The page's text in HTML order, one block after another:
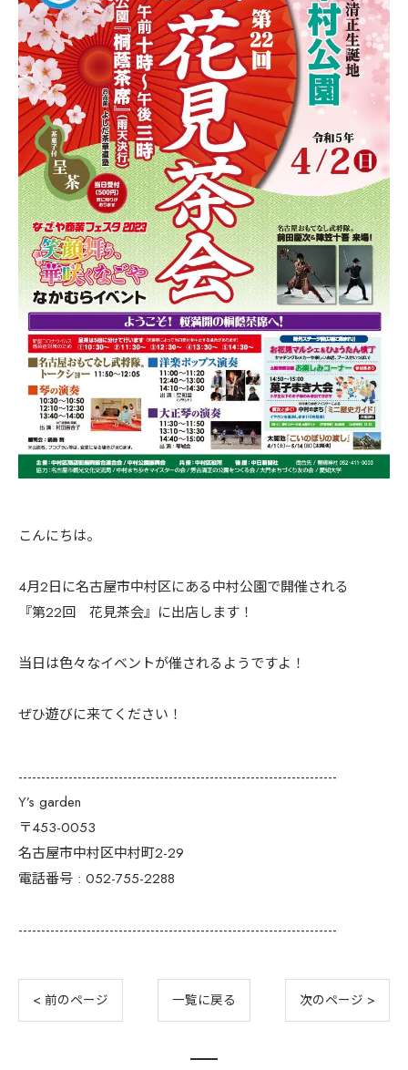
こんにちは。
4月2日に名古屋市中村区にある中村公園で開催される
『第22回 花見茶会』に出店します！
当日は色々なイベントが催されるようですよ！
ぜひ遊びに来てください！
----------------------------------------------------------------------
Y’s garden
〒453-0053
名古屋市中村区中村町2-29
電話番号 : 052-755-2288
----------------------------------------------------------------------
< 前のページ 一覧に戻る 次のページ >